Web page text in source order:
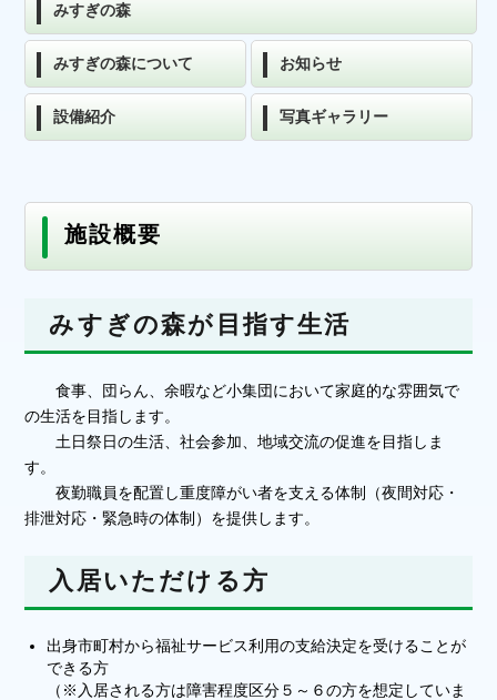
みすぎの森
みすぎの森について お知らせ
設備紹介 写真ギャラリー
施設概要
みすぎの森が目指す生活
食事、団らん、余暇など小集団において家庭的な雰囲気で
の生活を目指します。
土日祭日の生活、社会参加、地域交流の促進を目指しま
す。
夜勤職員を配置し重度障がい者を支える体制（夜間対応・
排泄対応・緊急時の体制）を提供します。
入居いただける方
出身市町村から福祉サービス利用の支給決定を受けることが
できる方
（※入居される方は障害程度区分５～６の方を想定していま